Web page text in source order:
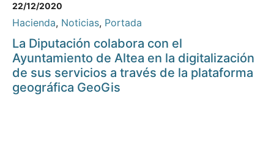
22/12/2020
Hacienda, Noticias, Portada
La Diputación colabora con el
Ayuntamiento de Altea en la digitalización
de sus servicios a través de la plataforma
geográfica GeoGis